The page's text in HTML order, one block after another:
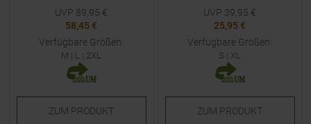
UVP 89,95 €
58,45 €
Verfügbare Größen:
M | L | 2XL
ZUM PRODUKT
UVP 39,95 €
25,95 €
Verfügbare Größen:
S | XL
ZUM PRODUKT